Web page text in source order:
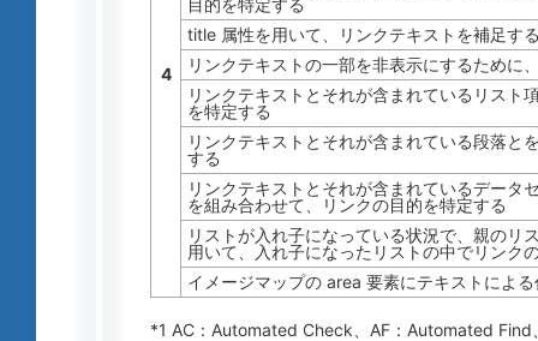
4
目的を特定する
title 属性を用いて、リンクテキストを補足す
リンクテキストの一部を非表示にするために
リンクテキストとそれが含まれているリスト
を特定する
リンクテキストとそれが含まれている段落と
する
リンクテキストとそれが含まれているデータ
を組み合わせて、リンクの目的を特定する
リストが入れ子になっている状況で、親のリ
用いて、入れ子になったリストの中でリンク
イメージマップの area 要素にテキストによ
*1 AC： Automated Check 、AF： Automated Find